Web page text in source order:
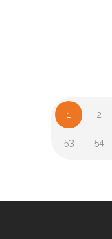
1 2
53 54